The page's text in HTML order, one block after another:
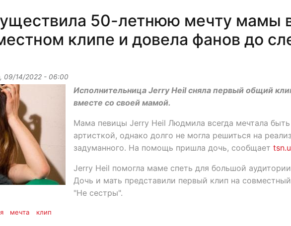
50-летнюю мечту мамы
клипе и довела фанов до
09/14/2022 - 06:00
Исполнительница Jerry Heil сняла первый общий
вместе со своей мамой.
Мама певицы Jerry Heil Людмила всегда мечтала быть
артисткой, однако долго не могла решиться на
задуманного. На помощь пришла дочь, сообщает
Jerry Heil помогла маме спеть для большой
Дочь и мать представили первый клип на
"Не сестры".
мечта клип